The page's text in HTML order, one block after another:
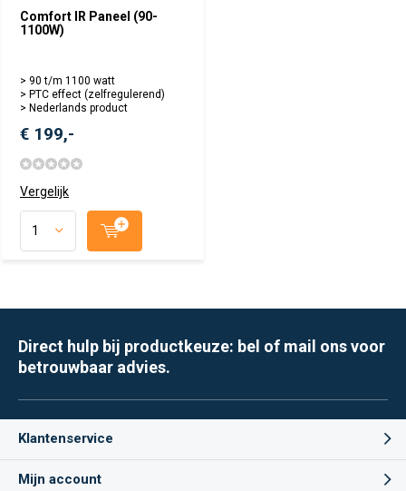
Comfort IR Paneel (90-
1100W)
> 90 t/m 1100 watt
> PTC effect (zelfregulerend)
> Nederlands product
€ 199,-
Vergelijk
Direct hulp bij productkeuze: bel of mail ons voor
betrouwbaar advies.
Klantenservice
Mijn account